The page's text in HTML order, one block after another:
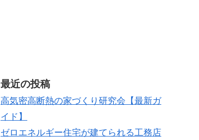
最近の投稿
高気密高断熱の家づくり研究会【最新ガ
イド】
ゼロエネルギー住宅が建てられる工務店